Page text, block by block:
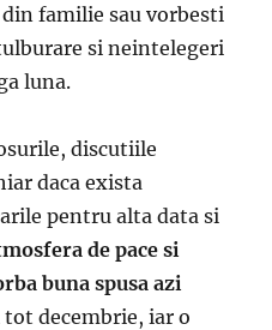
familie sau vorbesti
si neintelegeri
luna.
discutiile
daca exista
pentru alta data si
de pace si
buna spusa azi
tot decembrie, iar o